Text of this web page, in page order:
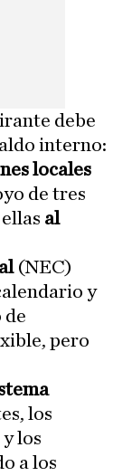
debe
interno:
locales
de tres
al
(NEC)
y
de
pero
los
los
a los